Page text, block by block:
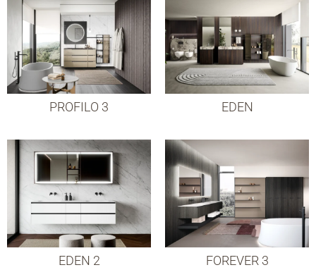
PROFILO 3 EDEN
EDEN 2 FOREVER 3